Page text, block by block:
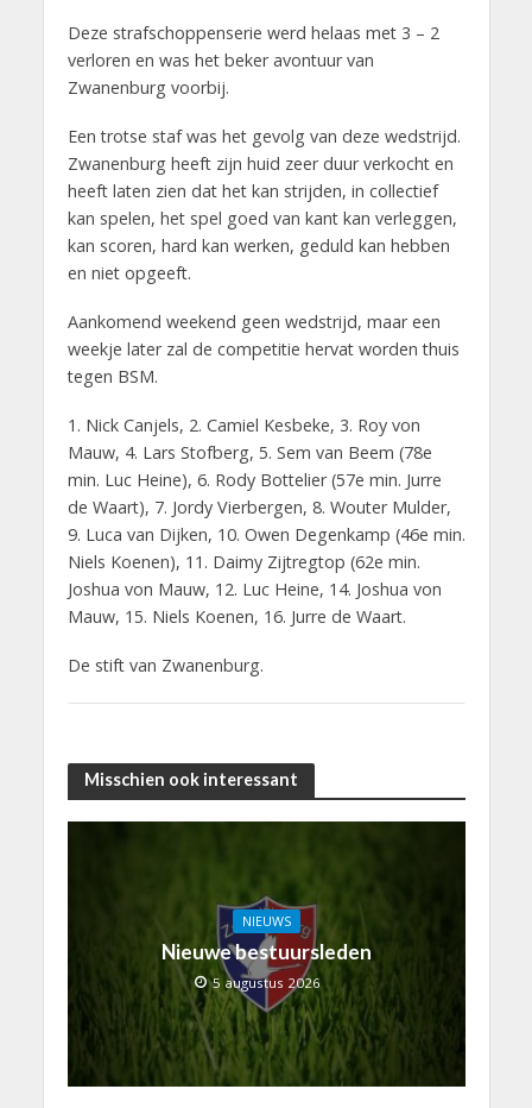
Deze strafschoppenserie werd helaas met 3 – 2
verloren en was het beker avontuur van
Zwanenburg voorbij.
Een trotse staf was het gevolg van deze wedstrijd.
Zwanenburg heeft zijn huid zeer duur verkocht en
heeft laten zien dat het kan strijden, in collectief
kan spelen, het spel goed van kant kan verleggen,
kan scoren, hard kan werken, geduld kan hebben
en niet opgeeft.
Aankomend weekend geen wedstrijd, maar een
weekje later zal de competitie hervat worden thuis
tegen BSM.
1. Nick Canjels, 2. Camiel Kesbeke, 3. Roy von
Mauw, 4. Lars Stofberg, 5. Sem van Beem (78e
min. Luc Heine), 6. Rody Bottelier (57e min. Jurre
de Waart), 7. Jordy Vierbergen, 8. Wouter Mulder,
9. Luca van Dijken, 10. Owen Degenkamp (46e min.
Niels Koenen), 11. Daimy Zijtregtop (62e min.
Joshua von Mauw, 12. Luc Heine, 14. Joshua von
Mauw, 15. Niels Koenen, 16. Jurre de Waart.
De stift van Zwanenburg.
Misschien ook interessant
NIEUWS
Nieuwe bestuursleden
5 augustus 2026